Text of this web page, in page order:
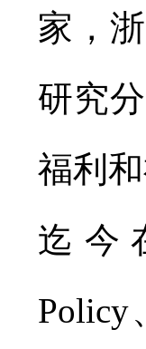
家，
研究
福利
迄今
Policy